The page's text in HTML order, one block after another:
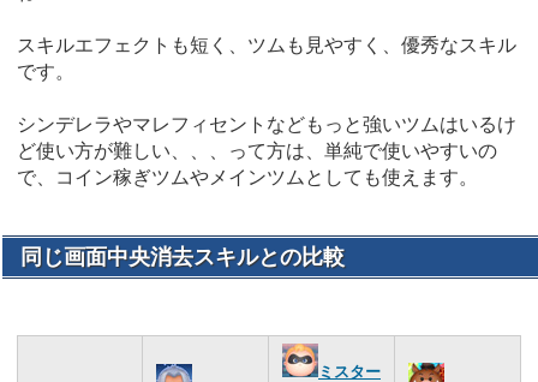
スキルエフェクトも短く、ツムも見やすく、優秀なスキル
です。
シンデレラやマレフィセントなどもっと強いツムはいるけ
ど使い方が難しい、、、って方は、単純で使いやすいの
で、コイン稼ぎツムやメインツムとしても使えます。
同じ画面中央消去スキルとの比較
ミスター